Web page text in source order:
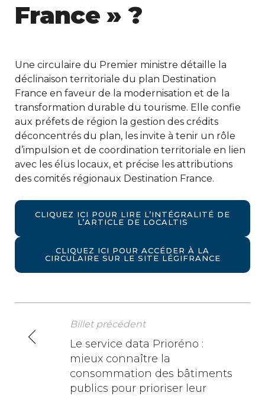
France » ?
Une circulaire du Premier ministre détaille la
déclinaison territoriale du plan Destination
France en faveur de la modernisation et de la
transformation durable du tourisme. Elle confie
aux préfets de région la gestion des crédits
déconcentrés du plan, les invite à tenir un rôle
d’impulsion et de coordination territoriale en lien
avec les élus locaux, et précise les attributions
des comités régionaux Destination France.
CLIQUEZ ICI POUR LIRE L’INTÉGRALITÉ DE
L’ARTICLE DE LOCALTIS
CLIQUEZ ICI POUR ACCÉDER À LA
CIRCULAIRE SUR LE SITE LÉGIFRANCE
N
Billet précédent
Le service data Prioréno :
mieux connaître la
consommation des bâtiments
publics pour prioriser leur